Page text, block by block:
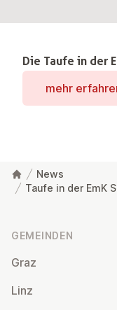
Die Taufe in der
mehr
News
Taufe in der EmK
GEMEINDEN
Graz
Linz